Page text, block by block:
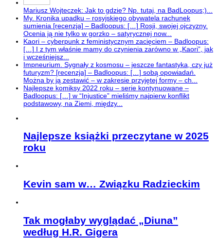
Mariusz Wojteczek: Jak to gdzie? Np. tutaj, na BadLoopus;)...
My. Kronika upadku – rosyjskiego obywatela rachunek
sumienia [recenzja] – Badloopus: […] Rosji, swojej ojczyzny.
Ocenia ją nie tylko w gorzko – satyrycznej now...
Kaori – cyberpunk z feministycznym zacięciem – Badloopus:
[…] I z tym właśnie mamy do czynienia zarówno w „Kaori”, jak
i wcześniejsz...
Impneurium. Sygnały z kosmosu – jeszcze fantastyka, czy już
futuryzm? [recenzja] – Badloopus: […] sobą opowiadań.
Można by ją zestawić – w zakresie przyjętej formy – ch...
Najlepsze komiksy 2022 roku – serie kontynuowane –
Badloopus: […] w “Injustice” mieliśmy najpierw konflikt
podstawowy, na Ziemi, między...
Najlepsze książki przeczytane w 2025
roku
Kevin sam w… Związku Radzieckim
Tak mogłaby wyglądać „Diuna”
według H.R. Gigera